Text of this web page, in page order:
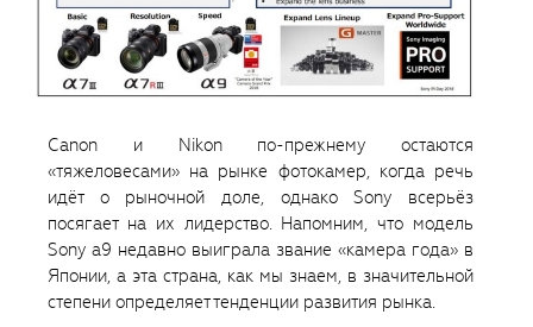
Canon и Nikon по-прежнему остаются
«тяжеловесами» на рынке фотокамер, когда речь
идёт о рыночной доле, однако Sony всерьёз
посягает на их лидерство. Напомним, что модель
Sony a9 недавно выиграла звание «камера года» в
Японии, а эта страна, как мы знаем, в значительной
степени определяет тенденции развития рынка.